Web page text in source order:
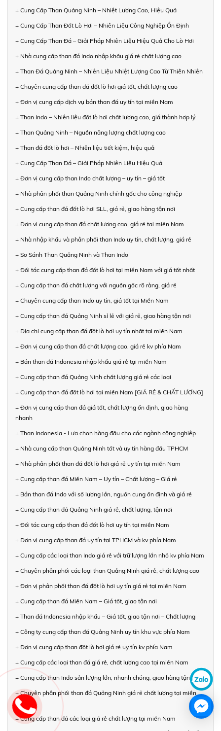
+ Cung Cấp Than Quảng Ninh – Nhiệt Lượng Cao, Hiệu Quả
+ Cung Cấp Than Đốt Lò Hơi – Nhiên Liệu Công Nghiệp Ổn Định
+ Cung Cấp Than Đá – Giải Pháp Nhiên Liệu Hiệu Quả Cho Lò Hơi
+ Nhà cung cấp than đá Indo nhập khẩu giá rẻ chất lượng cao
+ Than Đá Quảng Ninh – Nhiên Liệu Nhiệt Lượng Cao Từ Thiên Nhiên
+ Chuyên cung cấp than đá đốt lò hơi giá tốt, chất lượng cao
+ Đơn vị cung cấp dịch vụ bán than đá uy tín tại miền Nam
+ Than Indo – Nhiên liệu đốt lò hơi chất lượng cao, giá thành hợp lý
+ Than Quảng Ninh – Nguồn năng lượng chất lượng cao
+ Than đá đốt lò hơi – Nhiên liệu tiết kiệm, hiệu quả
+ Cung Cấp Than Đá – Giải Pháp Nhiên Liệu Hiệu Quả
+ Đơn vị cung cấp than Indo chất lượng – uy tín – giá tốt
+ Nhà phân phối than Quảng Ninh chính gốc cho công nghiệp
+ Cung cấp than đá đốt lò hơi SLL, giá rẻ, giao hàng tận nơi
+ Đơn vị cung cấp than đá chất lượng cao, giá rẻ tại miền Nam
+ Nhà nhập khẩu và phân phối than Indo uy tín, chất lượng, giá rẻ
+ So Sánh Than Quảng Ninh và Than Indo
+ Đối tác cung cấp than đá đốt lò hơi tại miền Nam với giá tốt nhất
+ Cung cấp than đá chất lượng với nguồn gốc rõ ràng, giá rẻ
+ Chuyên cung cấp than Indo uy tín, giá tốt tại Miền Nam
+ Cung cấp than đá Quảng Ninh sỉ lẻ với giá rẻ, giao hàng tận nơi
+ Địa chỉ cung cấp than đá đốt lò hơi uy tín nhất tại miền Nam
+ Đơn vị cung cấp than đá chất lượng cao, giá rẻ kv phía Nam
+ Bán than đá Indonesia nhập khẩu giá rẻ tại miền Nam
+ Cung cấp than đá Quảng Ninh chất lượng giá rẻ các loại
+ Cung cấp than đá đốt lò hơi tại miền Nam [GIÁ RẺ & CHẤT LƯỢNG]
+ Đơn vị cung cấp than đá giá tốt, chất lượng ổn định, giao hàng
nhanh
+ Than Indonesia - Lựa chọn hàng đầu cho các ngành công nghiệp
+ Nhà cung cấp than Quảng Ninh tốt và uy tín hàng đầu TPHCM
+ Nhà phân phối than đá đốt lò hơi giá rẻ uy tín tại miền Nam
+ Cung cấp than đá Miền Nam – Uy tín – Chất lượng – Giá rẻ
+ Bán than đá Indo với số lượng lớn, nguồn cung ổn định và giá rẻ
+ Cung cấp than đá Quảng Ninh giá rẻ, chất lượng, tận nơi
+ Đối tác cung cấp than đá đốt lò hơi uy tín tại miền Nam
+ Đơn vị cung cấp than đá uy tín tại TPHCM và kv phía Nam
+ Cung cấp các loại than Indo giá rẻ với trữ lượng lớn nhỏ kv phía Nam
+ Chuyên phân phối các loại than Quảng Ninh giá rẻ, chất lượng cao
+ Đơn vị phân phối than đá đốt lò hơi uy tín giá rẻ tại miền Nam
+ Cung cấp than đá Miền Nam – Giá tốt, giao tận nơi
+ Than đá Indonesia nhập khẩu – Giá tốt, giao tận nơi – Chất lượng
+ Công ty cung cấp than đá Quảng Ninh uy tín khu vực phía Nam
+ Đơn vị cung cấp than đốt lò hơi giá rẻ uy tín kv phía Nam
+ Cung cấp các loại than đá giá rẻ, chất lượng cao tại miền Nam
+ Cung cấp than Indo sản lượng lớn, nhanh chóng, giao hàng tận nơi
+ Chuyên phân phối than đá Quảng Ninh giá rẻ chất lượng tại miền
Nam
+ Cung cấp than đá các loại giá rẻ chất lượng tại miền Nam